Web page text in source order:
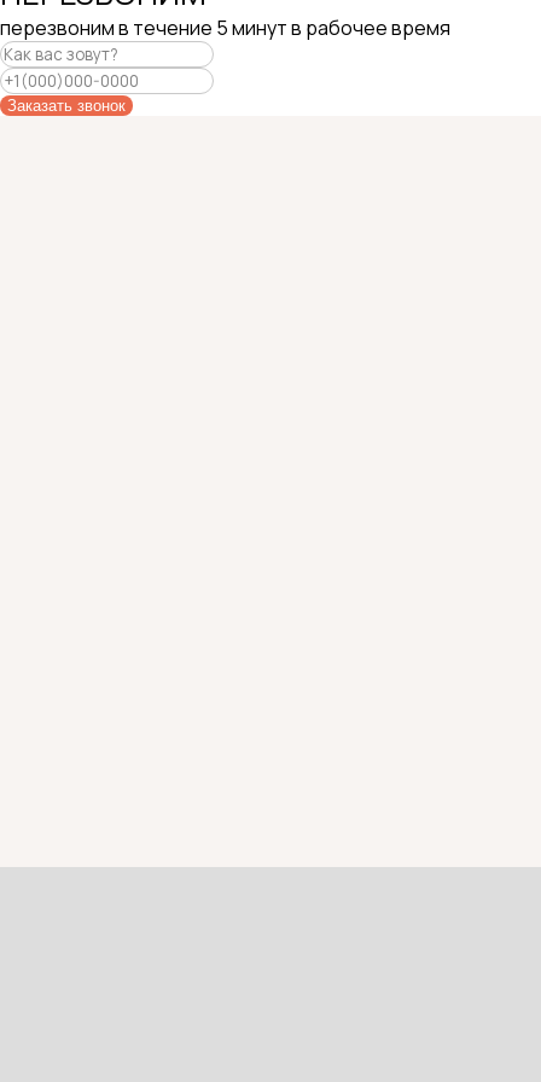
перезвоним в течение 5 минут в рабочее время
Заказать звонок